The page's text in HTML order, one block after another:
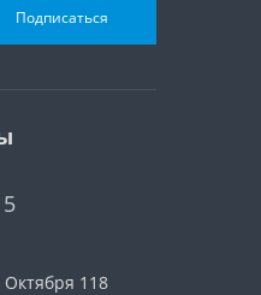
Подписаться
Октября 118